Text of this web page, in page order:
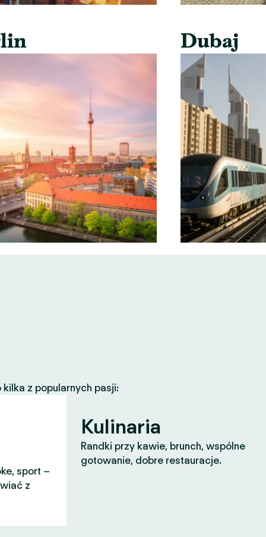
Dubaj
z popularnych pasji:
sport –
z
Kulinaria
Randki przy kawie, brunch, wspólne
gotowanie, dobre restauracje.